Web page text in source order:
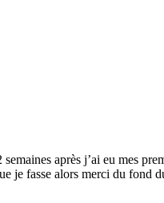
après j’ai eu mes
je fasse alors merci du fond